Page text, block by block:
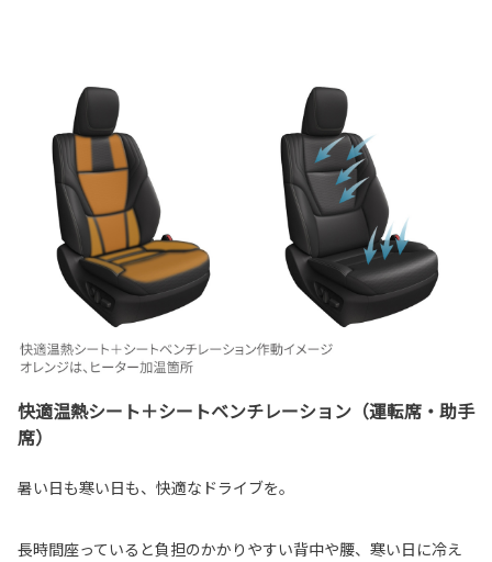
快適温熱シート＋シートベンチレーション（運転席・助手
席）
暑い日も寒い日も、快適なドライブを。
長時間座っていると負担のかかりやすい背中や腰、寒い日に冷え